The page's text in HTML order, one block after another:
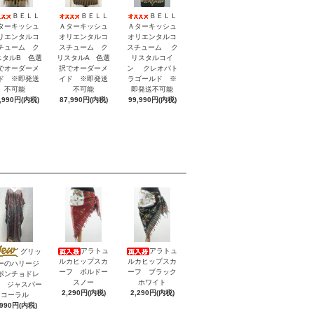
ＢＥＬＬ
ーキッシュ
エンタルコ
ューム ク
タルB 色選
オーダーメ
※即発送
不可能
円(内税)
ＢＥＬＬ
Ａターキッシュ
オリエンタルコ
スチューム ク
リスタルA 色選
択でオーダーメ
イド ※即発送
不可能
87,990円(内税)
ＢＥＬＬ
Ａターキッシュ
オリエンタルコ
スチューム ク
リスタルコイ
ン クレオパト
ラゴールド ※
即発送不可能
99,990円(内税)
グリッ
のハリージ
ンチョドレ
ジャスパー
コーラル
円(内税)
アラトュ
ルカヒップスカ
ーフ ボルドー
スノー
2,290円(内税)
アラトュ
ルカヒップスカ
ーフ ブラック
ホワイト
2,290円(内税)